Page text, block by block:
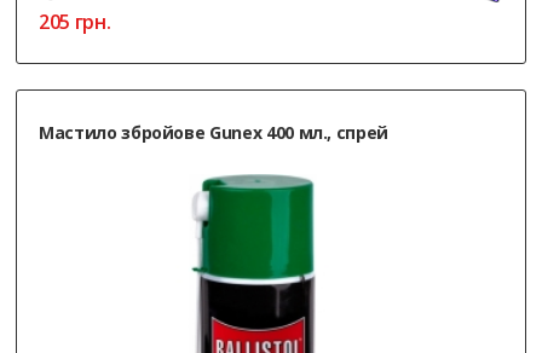
205 грн.
Мастило збройове Gunex 400 мл., спрей